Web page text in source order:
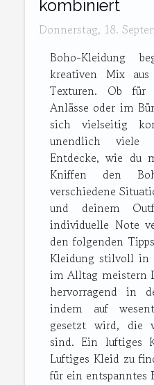
kombiniert
Donnerstag, 18.
Boho-Kleidung
kreativen Mix
Texturen. Ob
Anlässe oder im
sich vielseitig
unendlich viele
Entdecke, wie du
Kniffen den
verschiedene
und deinem
individuelle Note
den folgenden
Kleidung stilvoll in
im Alltag meistern
hervorragend in
indem auf
gesetzt wird, die
sind. Ein luftiges
Luftiges Kleid zu
für ein entspanntes